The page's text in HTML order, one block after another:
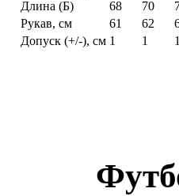
Длина (Б) 68 70
Рукав, см
61 62
Допуск (+/-), см 1 1